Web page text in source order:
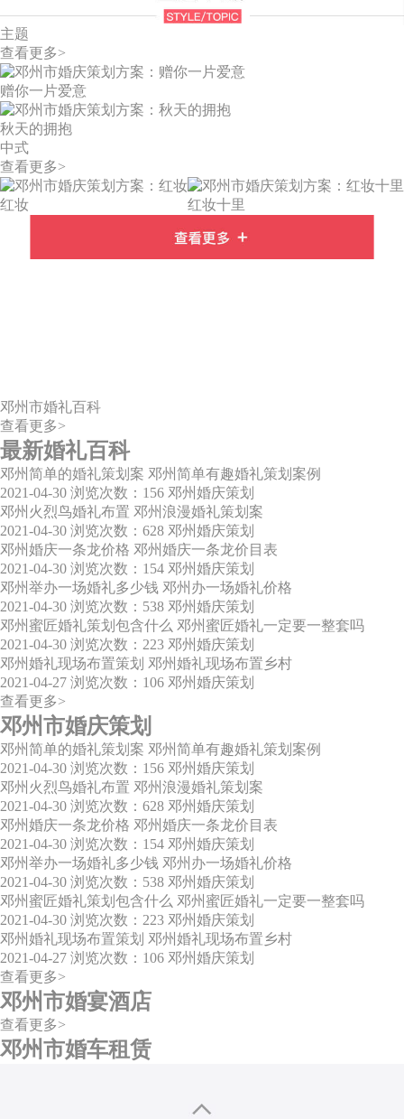
主题
查看更多>
赠你一片爱意
秋天的拥抱
中式
查看更多>
红妆 红妆十里
邓州市婚礼百科
查看更多>
最新婚礼百科
邓州简单的婚礼策划案 邓州简单有趣婚礼策划案例
2021-04-30 浏览次数：156 邓州婚庆策划
邓州火烈鸟婚礼布置 邓州浪漫婚礼策划案
2021-04-30 浏览次数：628 邓州婚庆策划
邓州婚庆一条龙价格 邓州婚庆一条龙价目表
2021-04-30 浏览次数：154 邓州婚庆策划
邓州举办一场婚礼多少钱 邓州办一场婚礼价格
2021-04-30 浏览次数：538 邓州婚庆策划
邓州蜜匠婚礼策划包含什么 邓州蜜匠婚礼一定要一整套吗
2021-04-30 浏览次数：223 邓州婚庆策划
邓州婚礼现场布置策划 邓州婚礼现场布置乡村
2021-04-27 浏览次数：106 邓州婚庆策划
查看更多>
邓州市婚庆策划
邓州简单的婚礼策划案 邓州简单有趣婚礼策划案例
2021-04-30 浏览次数：156 邓州婚庆策划
邓州火烈鸟婚礼布置 邓州浪漫婚礼策划案
2021-04-30 浏览次数：628 邓州婚庆策划
邓州婚庆一条龙价格 邓州婚庆一条龙价目表
2021-04-30 浏览次数：154 邓州婚庆策划
邓州举办一场婚礼多少钱 邓州办一场婚礼价格
2021-04-30 浏览次数：538 邓州婚庆策划
邓州蜜匠婚礼策划包含什么 邓州蜜匠婚礼一定要一整套吗
2021-04-30 浏览次数：223 邓州婚庆策划
邓州婚礼现场布置策划 邓州婚礼现场布置乡村
2021-04-27 浏览次数：106 邓州婚庆策划
查看更多>
邓州市婚宴酒店
查看更多>
邓州市婚车租赁